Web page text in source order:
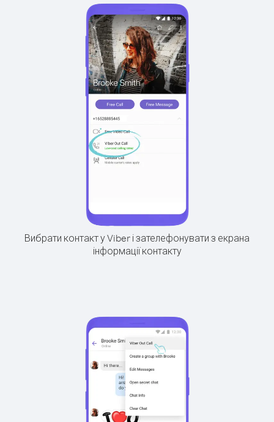
Вибрати контакт у Viber і зателефонувати з екрана
інформації контакту